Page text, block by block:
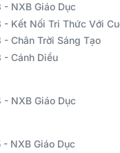
- NXB Giáo Dục
- Kết Nối Tri Thức Với
- Chân Trời Sáng Tạo
- Cánh Diều
- NXB Giáo Dục
- NXB Giáo Dục